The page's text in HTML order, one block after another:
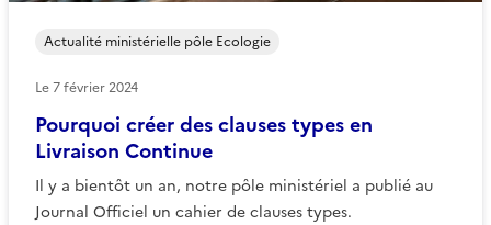
Pourquoi créer des clauses types en
Livraison Continue
Il y a bientôt un an, notre pôle ministériel a publié au
Journal Officiel un cahier de clauses types.
Actualité ministérielle pôle Ecologie
Le7 février 2024